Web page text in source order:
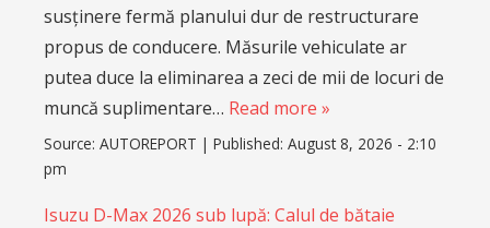
susținere fermă planului dur de restructurare
propus de conducere. Măsurile vehiculate ar
putea duce la eliminarea a zeci de mii de locuri de
muncă suplimentare… Read more »
Source: AUTOREPORT | Published: August 8, 2026 - 2:10
pm
Isuzu D-Max 2026 sub lupă: Calul de bătaie